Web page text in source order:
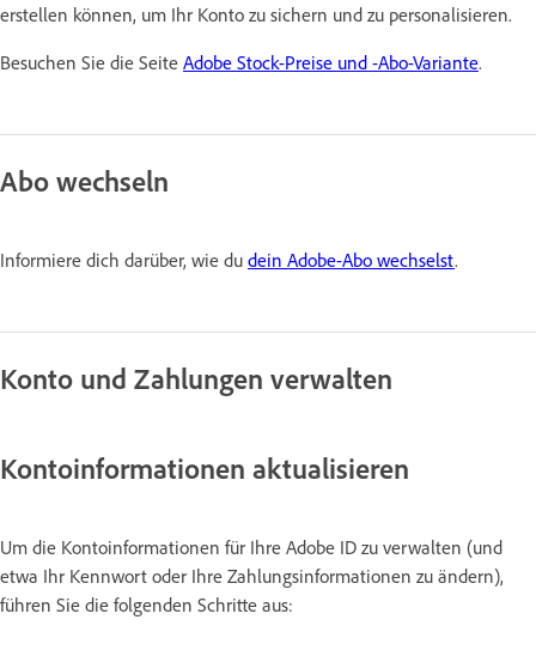
erstellen können, um Ihr Konto zu sichern und zu personalisieren.
Besuchen Sie die Seite Adobe Stock-Preise und -Abo-Variante.
Abo wechseln
Informiere dich darüber, wie du dein Adobe-Abo wechselst.
Konto und Zahlungen verwalten
Kontoinformationen aktualisieren
Um die Kontoinformationen für Ihre Adobe ID zu verwalten (und
etwa Ihr Kennwort oder Ihre Zahlungsinformationen zu ändern),
führen Sie die folgenden Schritte aus: